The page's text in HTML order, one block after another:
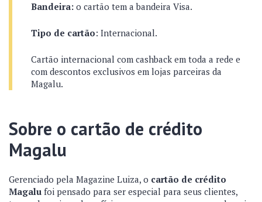
Bandeira: o cartão tem a bandeira Visa.
Tipo de cartão: Internacional.
Cartão internacional com cashback em toda a rede e
com descontos exclusivos em lojas parceiras da
Magalu.
Sobre o cartão de crédito
Magalu
Gerenciado pela Magazine Luiza, o cartão de crédito
Magalu foi pensado para ser especial para seus clientes,